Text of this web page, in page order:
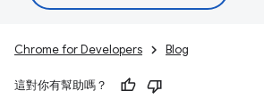
Chrome for Developers Blog
這對你有幫助嗎？